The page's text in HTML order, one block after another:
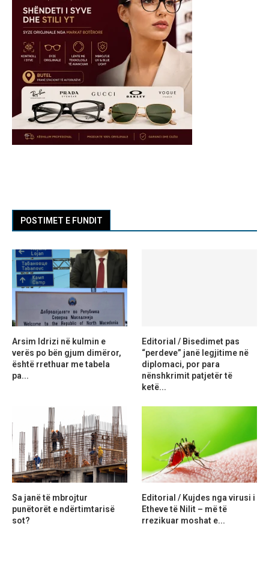
POSTIMET E FUNDIT
Arsim Idrizi në kulmin e
verës po bën gjum dimëror,
është rrethuar me tabela
pa...
Editorial / Bisedimet pas
“perdeve” janë legjitime në
diplomaci, por para
nënshkrimit patjetër të
ketë...
Sa janë të mbrojtur
punëtorët e ndërtimtarisë
sot?
Editorial / Kujdes nga virusi i
Etheve të Nilit – më të
rrezikuar moshat e...